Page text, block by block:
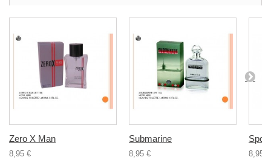
Zero X Man
8,95 €
Submarine
8,95 € 8,95 €